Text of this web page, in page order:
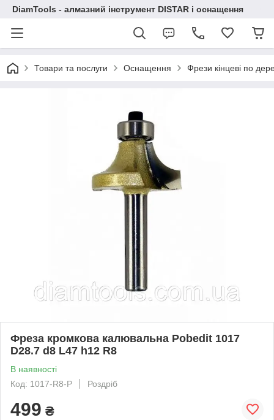
DiamTools - алмазний інструмент DISTAR і оснащення
Товари та послуги Оснащення Фрези кінцеві по
Фреза кромкова калювальна Pobedit 1017
D28.7 d8 L47 h12 R8
В наявності
Код: 1017-R8-P
Роздріб
499 ₴